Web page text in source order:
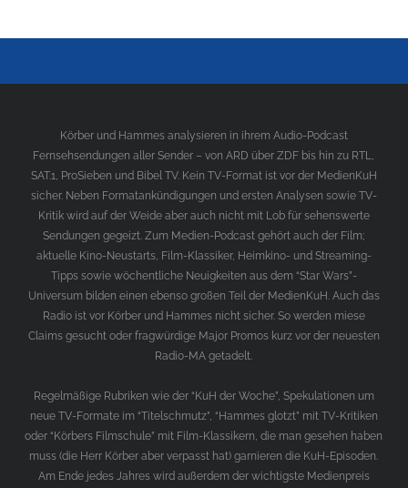
Körber und Hammes analysieren in ihrem Audio-Podcast
Fernsehsendungen aller Sender – von ARD über ZDF bis hin zu RTL,
SAT.1, ProSieben und Bibel TV. Kein TV-Format ist vor der MedienKuH
sicher. Neben Formatankündigungen und ersten Analysen sowie TV-
Kritik wird auf der Weide aber auch nicht mit Lob für sehenswerte
Sendungen gegeizt. Zum Medien-Podcast gehört auch der Film;
aktuelle Kino-Neustarts, Film-Klassiker, Heimkino- und Streaming-
Tipps sowie wöchentliche Neuigkeiten aus dem “Star Wars”-
Universum bilden einen ebenso großen Teil der MedienKuH. Auch das
Radio ist vor Körber und Hammes nicht sicher. So werden miese
Claims gesucht oder fragwürdige Major Promos kurz vor der neuesten
Radio-MA getadelt.
Regelmäßige Rubriken wie der “KuH der Woche”, Spekulationen um
neue TV-Formate im “Titelschmutz”, “Hammes glotzt” mit TV-Kritiken
oder “Körbers Filmschule” mit Film-Klassikern, die man gesehen haben
muss (die Herr Körber aber verpasst hat) garnieren die KuH-Episoden.
Am Ende jedes Jahres wird außerdem der wichtigste Medienpreis